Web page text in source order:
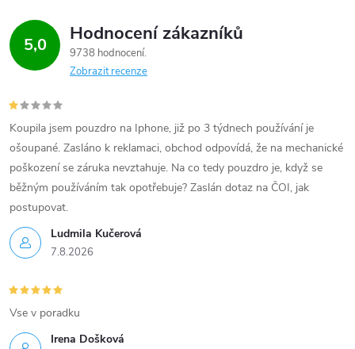
s
u
5,0 Hodnocení zákazníků
9738 hodnocení
Zobrazit recenze
Ludmila Kučerová
7.8.2026
Koupila jsem pouzdro na Iphone, již po 3 týdnech používání je
ošoupané. Zasláno k reklamaci, obchod odpovídá, že na mechanické
poškození se záruka nevztahuje. Na co tedy pouzdro je, když se
běžným používáním tak opotřebuje? Zaslán dotaz na ČOI, jak
postupovat.
Irena Došková
Vse v poradku